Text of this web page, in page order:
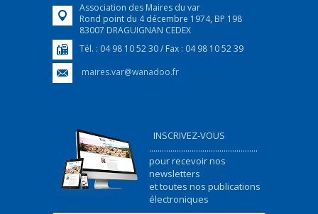
Association des Maires du var
Rond point du 4 décembre 1974, BP 198
83007 DRAGUIGNAN CEDEX
Tél. : 04 98 10 52 30 / Fax : 04 98 10 52 39
maires.var@wanadoo.fr
INSCRIVEZ-VOUS
...................................................
pour recevoir nos
newsletters
et toutes nos publications
électroniques